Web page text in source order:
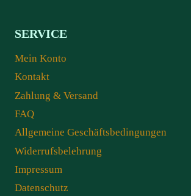
SERVICE
Mein Konto
Kontakt
Zahlung & Versand
FAQ
Allgemeine Geschäftsbedingungen
Widerrufsbelehrung
Impressum
Datenschutz